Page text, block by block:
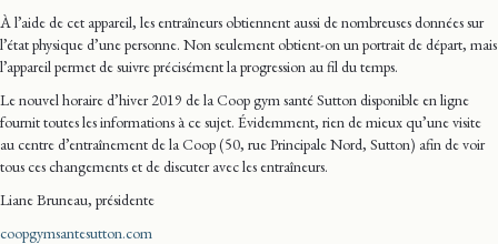
À l’aide de cet appareil, les entraîneurs obtiennent aussi de nombreuses données sur
l’état physique d’une personne. Non seulement obtient-on un portrait de départ, mais
l’appareil permet de suivre précisément la progression au fil du temps.
Le nouvel horaire d’hiver 2019 de la Coop gym santé Sutton disponible en ligne
fournit toutes les informations à ce sujet. Évidemment, rien de mieux qu’une visite
au centre d’entraînement de la Coop (50, rue Principale Nord, Sutton) afin de voir
tous ces changements et de discuter avec les entraîneurs.
Liane Bruneau, présidente
coopgymsantesutton.com